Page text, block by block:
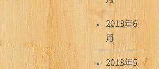
2013年6
月
2013年5